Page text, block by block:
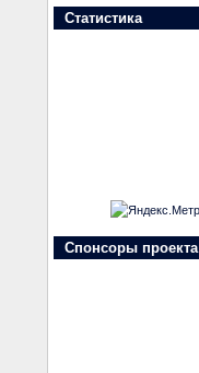
Статистика
Спонсоры проекта